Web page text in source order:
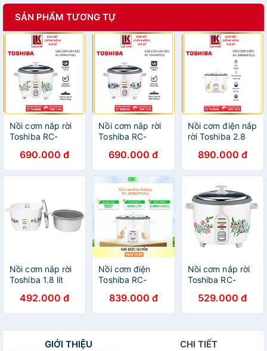
SẢN PHẨM TƯƠNG TỰ
Nồi cơm nắp rời
Toshiba RC-
lít - Lòng nồi hợp
kim nhôm chống
dính - Hàng
hành 12 tháng
690.000 đ
Nồi cơm nắp rời
Toshiba RC-
lít - Lòng nồi hợp
kim nhôm chống
dính - Hàng
chính hãng - Bảo
hành 12 tháng
690.000 đ
Nồi cơm điện nắp
rời Toshiba 2.8
28MH1PV(G) -
Chống dính -
1000W - Hàng
chính hãng - Bảo
hành 12 tháng
890.000 đ
Nồi cơm nắp rời
Toshiba 1.8 lít
- Hàng chính
hãng
492.000 đ
Nồi cơm điện
Toshiba RC-
Dung tích 2.8 Lít
- Lòng nồi phủ
839.000 đ
Nồi cơm nắp rời
Toshiba RC-
lít - Hàng Chính
Hãng - Chỉ Giao
529.000 đ
GIỚI THIỆU CHI TIẾT